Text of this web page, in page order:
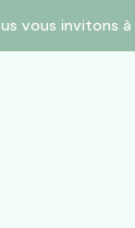
vous invitons